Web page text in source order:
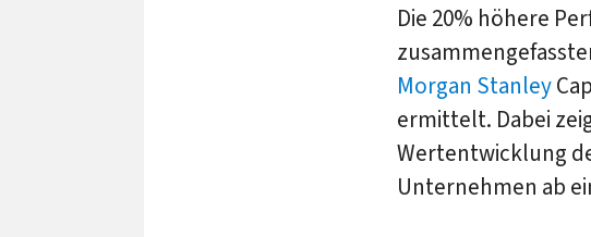
Die 20% höhere
Morgan Stanley
ermittelt. Dabei
Wertentwicklung
Unternehmen ab